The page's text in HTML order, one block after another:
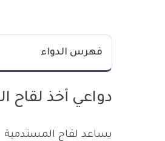
فهرس الدواء
دواعي أخذ لقاح
يساعد لقاح المستدمية